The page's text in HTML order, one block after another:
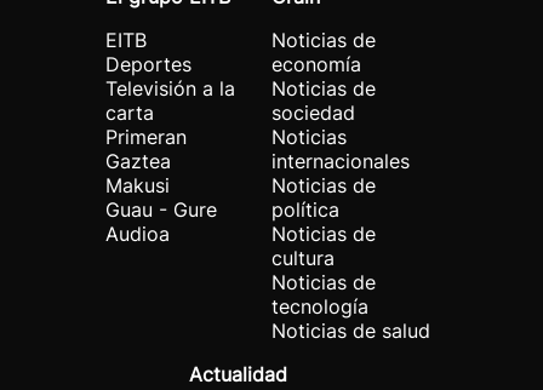
EITB
Deportes
Televisión a la
carta
Primeran
Gaztea
Makusi
Guau - Gure
Audioa
Noticias de
economía
Noticias de
sociedad
Noticias
internacionales
Noticias de
política
Noticias de
cultura
Noticias de
tecnología
Noticias de salud
Actualidad